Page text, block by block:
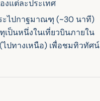
งแต่ละประเทศ
ะไปกาฐมาณฑุ (~30 นาที)
ป็นหนึ่งในเที่ยวบินภายใน
ปทางเหนือ) เพื่อชมทิวทัศน์